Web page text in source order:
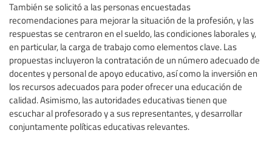
También se solicitó a las personas encuestadas
recomendaciones para mejorar la situación de la profesión, y las
respuestas se centraron en el sueldo, las condiciones laborales y,
en particular, la carga de trabajo como elementos clave. Las
propuestas incluyeron la contratación de un número adecuado de
docentes y personal de apoyo educativo, así como la inversión en
los recursos adecuados para poder ofrecer una educación de
calidad. Asimismo, las autoridades educativas tienen que
escuchar al profesorado y a sus representantes, y desarrollar
conjuntamente políticas educativas relevantes.